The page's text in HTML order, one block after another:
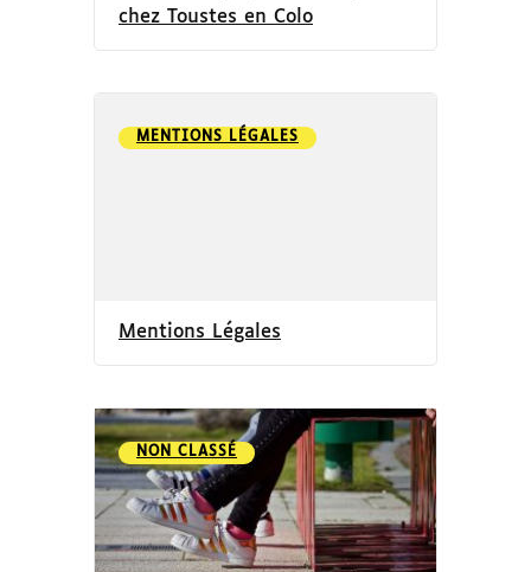
chez Toustes en Colo
MENTIONS LÉGALES
Mentions Légales
NON CLASSÉ